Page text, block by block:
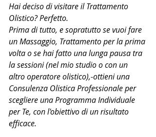
Hai deciso di visitare il Trattamento
Olistico? Perfetto.
Prima di tutto, e sopratutto se vuoi fare
un Massaggio, Trattamento per la prima
volta o se hai fatto una lunga pausa tra
la sessioni (nel mio studio o con un
altro operatore olistico),-ottieni una
Consulenza Olistica Professionale per
scegliere una Programma Individuale
per Te, con l'obiettivo di un risultato
efficace.